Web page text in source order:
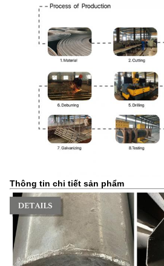
Thông tin chi tiết sản phẩm